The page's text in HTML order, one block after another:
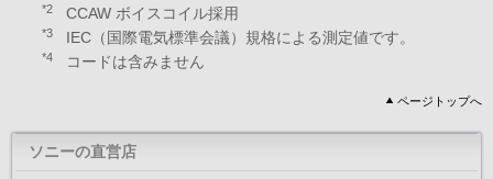
*2 CCAW ボイスコイル採用
*3 IEC（国際電気標準会議）規格による測定値です。
*4 コードは含みません
ページトップへ
ソニーの直営店